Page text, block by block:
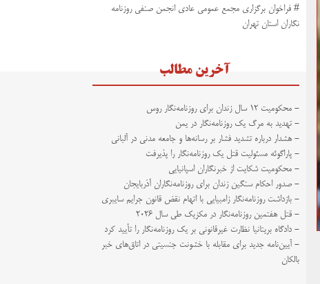
# فراخوان برگزاری مجمع عمومی عادی انجمن صنفی روزنامه
نگاران استان تهران
آخرین مطالب
- محکومیت ۱۲ سال زندان برای روزنامه‌نگار روس
- تهدید به مرگ یک روزنامه‌نگار در یمن
- هشدار درباره تشدید فشار بر رسانه‌ها و جامعه مدنی در آلبانی
- پاراگوئه مسئولیت قتل یک روزنامه‌نگار را پذیرفت
- محکومیت شکایت از خبرنگاران اسپانیایی
- صدور احکام سنگین زندان برای روزنامه‌نگاران آذربایجان
- بازداشت روزنامه‌نگار زامبیایی با اتهام نقض قانون جرایم سایبری
- قتل هفتمین روزنامه‌نگار در مکزیک طی سال ۲۰۲۶
- دادگاه بریتانیا نظارت غیرقانونی بر یک روزنامه‌نگار را تأیید کرد
- آیین‌نامه جدید برای مقابله با خشونت جنسیتی در اتاق‌های خبر
بالکان